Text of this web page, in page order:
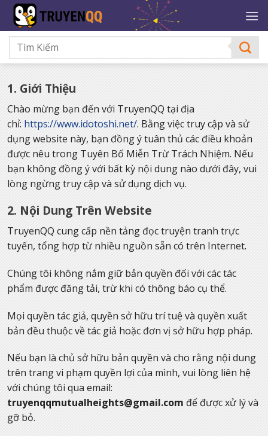
qua
nội
dung
1. Giới Thiệu
Chào mừng bạn đến với TruyenQQ tại địa
chỉ: https://www.idotoshi.net/. Bằng việc truy cập và sử
dụng website này, bạn đồng ý tuân thủ các điều khoản
được nêu trong Tuyên Bố Miễn Trừ Trách Nhiệm. Nếu
bạn không đồng ý với bất kỳ nội dung nào dưới đây, vui
lòng ngừng truy cập và sử dụng dịch vụ.
2. Nội Dung Trên Website
TruyenQQ cung cấp nền tảng đọc truyện tranh trực
tuyến, tổng hợp từ nhiều nguồn sẵn có trên Internet.
Chúng tôi không nắm giữ bản quyền đối với các tác
phẩm được đăng tải, trừ khi có thông báo cụ thể.
Mọi quyền tác giả, quyền sở hữu trí tuệ và quyền xuất
bản đều thuộc về tác giả hoặc đơn vị sở hữu hợp pháp.
Nếu bạn là chủ sở hữu bản quyền và cho rằng nội dung
trên trang vi phạm quyền lợi của mình, vui lòng liên hệ
với chúng tôi qua email:
truyenqqmutualheights@gmail.com để được xử lý và
gỡ bỏ.